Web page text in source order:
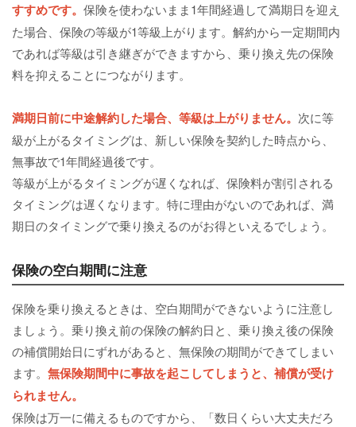
すすめです。 保険を使わないまま1年間経過して満期日を迎え
た場合、保険の等級が1等級上がります。解約から一定期間内
であれば等級は引き継ぎができますから、乗り換え先の保険
料を抑えることにつながります。
満期日前に中途解約した場合、等級は上がりません。 次に等
級が上がるタイミングは、新しい保険を契約した時点から、
無事故で1年間経過後です。
等級が上がるタイミングが遅くなれば、保険料が割引される
タイミングは遅くなります。特に理由がないのであれば、満
期日のタイミングで乗り換えるのがお得といえるでしょう。
保険の空白期間に注意
保険を乗り換えるときは、空白期間ができないように注意し
ましょう。乗り換え前の保険の解約日と、乗り換え後の保険
の補償開始日にずれがあると、無保険の期間ができてしまい
ます。 無保険期間中に事故を起こしてしまうと、補償が受け
られません。
保険は万一に備えるものですから、「数日くらい大丈夫だろ